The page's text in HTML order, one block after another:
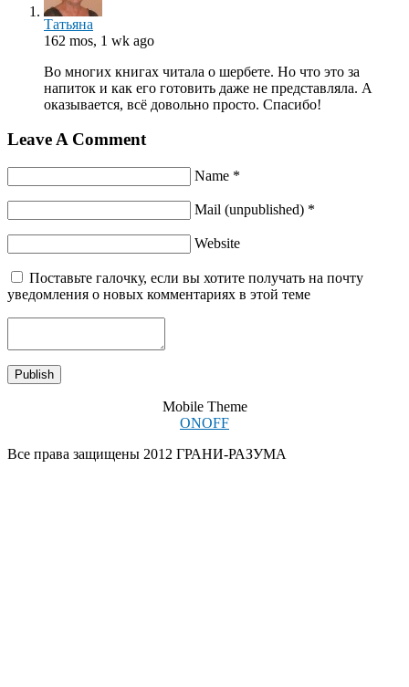
Татьяна
162 mos, 1 wk ago
Во многих книгах читала о шербете. Но что это за
напиток и как его готовить даже не представляла. А
оказывается, всё довольно просто. Спасибо!
Leave A Comment
Name *
Mail (unpublished) *
Website
Поставьте галочку, если вы хотите получать на почту
уведомления о новых комментариях в этой теме
Mobile Theme
ONOFF
Все права защищены 2012 ГРАНИ-РАЗУМА